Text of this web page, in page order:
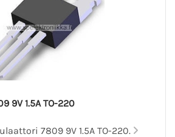
9V 1.5A TO-220
7809 9V 1.5A TO-220.